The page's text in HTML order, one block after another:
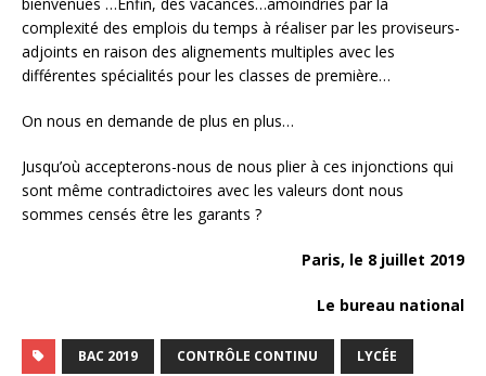
complexité des emplois du temps à réaliser par les proviseurs-
adjoints en raison des alignements multiples avec les
différentes spécialités pour les classes de première…
On nous en demande de plus en plus…
Jusqu’où accepterons-nous de nous plier à ces injonctions qui
sont même contradictoires avec les valeurs dont nous
sommes censés être les garants ?
Paris, le 8 juillet 2019
Le bureau national
BAC 2019 CONTRÔLE CONTINU LYCÉE